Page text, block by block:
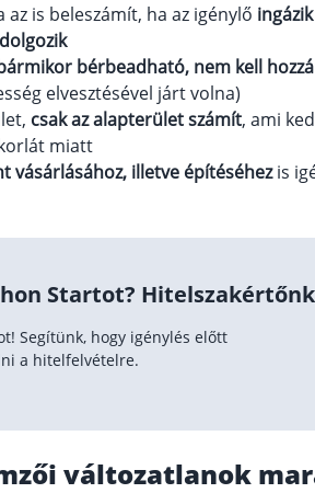
az is beleszámít, ha az igénylő
bérbeadható, nem kell
elvesztésével járt volna)
csak az alapterület számít, ami
miatt
vásárlásához, illetve építéséhezis
Startot?
Segítünk, hogy igénylés előtt
a hitelfelvételre.
változatlanok